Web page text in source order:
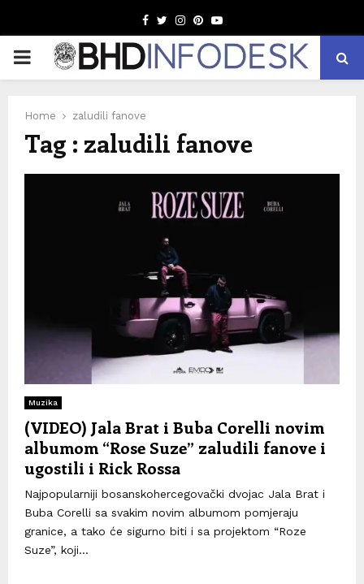
Facebook
TwitterInstagram
Pinterest
Youtube
PRIMARY
Home zaludili fanove
Tag : zaludili fanove
Muzika
(VIDEO) Jala Brat i Buba Corelli novim
albumom “Rose Suze” zaludili fanove i
ugostili i Rick Rossa
Najpopularniji bosanskohercegovački dvojac Jala Brat i
Buba Corelli sa svakim novim albumom pomjeraju
granice, a tako će sigurno biti i sa projektom “Roze
Suze”, koji...